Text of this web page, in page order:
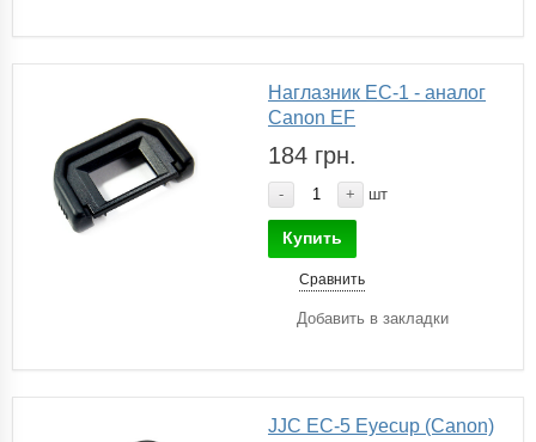
Наглазник EC-1 - аналог
Canon EF
184 грн.
- + шт
Купить
Сравнить
Добавить в закладки
JJC EC-5 Eyecup (Canon)